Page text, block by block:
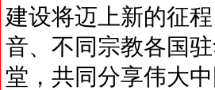
建设将迈上新的征
音、不同宗教各国
堂，共同分享伟大